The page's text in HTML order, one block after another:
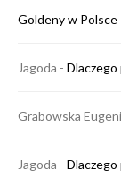
Goldeny w Polsce
Jagoda -
Grabowska
Jagoda -